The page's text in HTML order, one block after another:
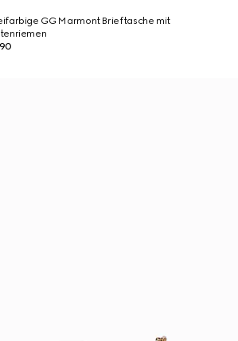
GG Marmont Brieftasche mit